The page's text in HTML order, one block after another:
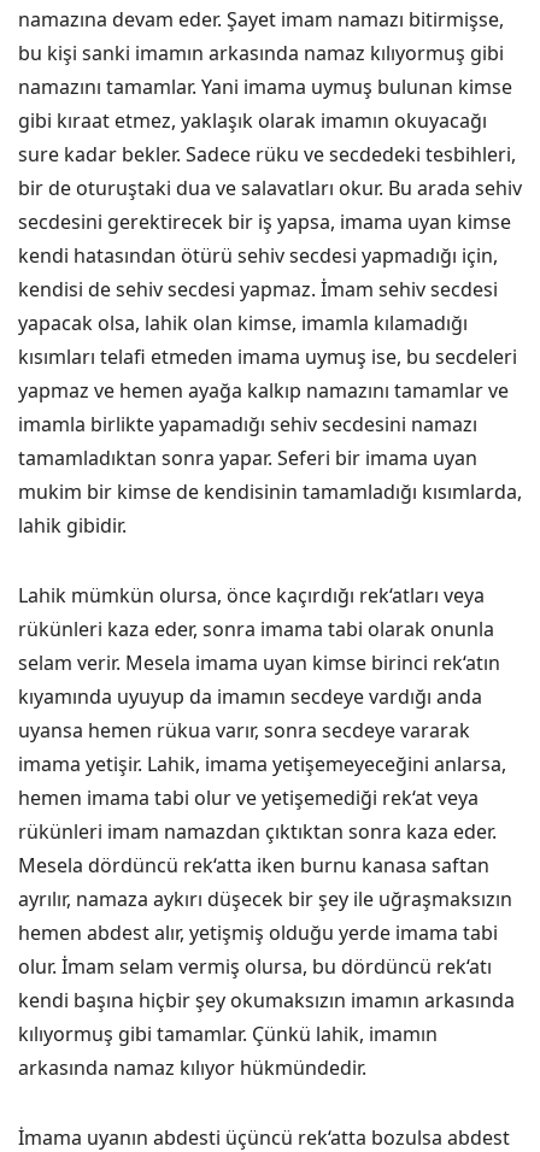
namazına devam eder. Şayet imam namazı bitirmişse,
bu kişi sanki imamın arkasında namaz kılıyormuş gibi
namazını tamamlar. Yani imama uymuş bulunan kimse
gibi kıraat etmez, yaklaşık olarak imamın okuyacağı
sure kadar bekler. Sadece rüku ve secdedeki tesbihleri,
bir de oturuştaki dua ve salavatları okur. Bu arada sehiv
secdesini gerektirecek bir iş yapsa, imama uyan kimse
kendi hatasından ötürü sehiv secdesi yapmadığı için,
kendisi de sehiv secdesi yapmaz. İmam sehiv secdesi
yapacak olsa, lahik olan kimse, imamla kılamadığı
kısımları telafi etmeden imama uymuş ise, bu secdeleri
yapmaz ve hemen ayağa kalkıp namazını tamamlar ve
imamla birlikte yapamadığı sehiv secdesini namazı
tamamladıktan sonra yapar. Seferi bir imama uyan
mukim bir kimse de kendisinin tamamladığı kısımlarda,
lahik gibidir.
Lahik mümkün olursa, önce kaçırdığı rek‘atları veya
rükünleri kaza eder, sonra imama tabi olarak onunla
selam verir. Mesela imama uyan kimse birinci rek‘atın
kıyamında uyuyup da imamın secdeye vardığı anda
uyansa hemen rükua varır, sonra secdeye vararak
imama yetişir. Lahik, imama yetişemeyeceğini anlarsa,
hemen imama tabi olur ve yetişemediği rek‘at veya
rükünleri imam namazdan çıktıktan sonra kaza eder.
Mesela dördüncü rek‘atta iken burnu kanasa saftan
ayrılır, namaza aykırı düşecek bir şey ile uğraşmaksızın
hemen abdest alır, yetişmiş olduğu yerde imama tabi
olur. İmam selam vermiş olursa, bu dördüncü rek‘atı
kendi başına hiçbir şey okumaksızın imamın arkasında
kılıyormuş gibi tamamlar. Çünkü lahik, imamın
arkasında namaz kılıyor hükmündedir.
İmama uyanın abdesti üçüncü rek‘atta bozulsa abdest